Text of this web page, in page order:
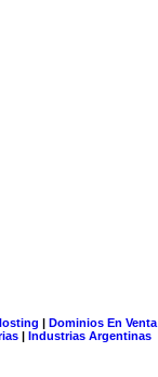
| Dominios En Venta
| Industrias Argentinas